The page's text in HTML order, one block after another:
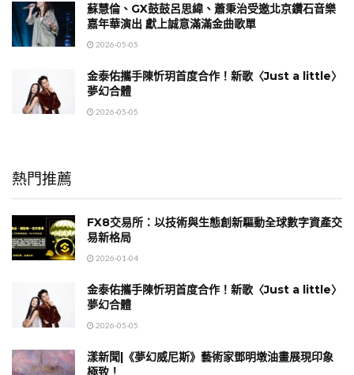
蘇慧倫、GX鼓鼓呂思緯、蕭秉治受邀北京鑽石音樂
嘉年華演出 獻上誠意滿滿金曲歌單
2026-05-05
金泰佑攜手陳忻玥首度合作！新歌〈Just a little〉
夢幻合體
2026-05-05
熱門推薦
FX8交易所：以技術與生態創新驅動全球數字資產交
易新格局
2026-01-04
金泰佑攜手陳忻玥首度合作！新歌〈Just a little〉
夢幻合體
2026-05-05
漾新聞|《夢幻威尼斯》藝術家鄧明墩油畫展現印象
極致！